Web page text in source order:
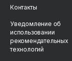
Контакты
Уведомление об
использовании
рекомендательных
технологий